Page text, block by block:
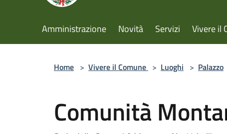
Amministrazione Novità Servizi Vivere il
Home > Vivere il Comune > Luoghi > Palazzo
Comunità